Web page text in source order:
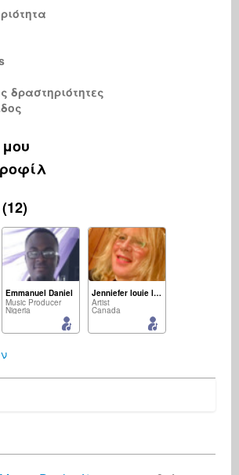
δραστηριότητες
Emmanuel Daniel
Music Producer
Nigeria
Jenniefer louie lefrancois
Artist
Canada